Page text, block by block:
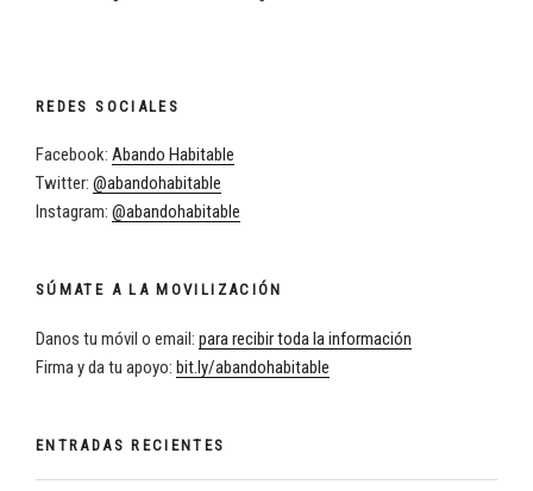
REDES SOCIALES
Facebook: Abando Habitable
Twitter: @abandohabitable
Instagram: @abandohabitable
SÚMATE A LA MOVILIZACIÓN
Danos tu móvil o email: para recibir toda la información
Firma y da tu apoyo: bit.ly/abandohabitable
ENTRADAS RECIENTES